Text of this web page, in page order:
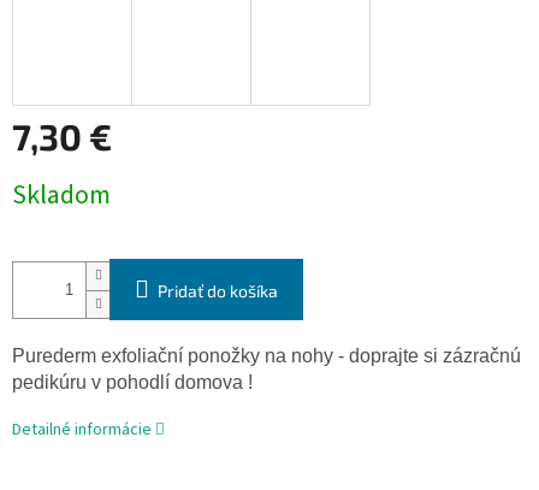
7,30 €
cena:
Skladom
Pridať do košíka
Purederm exfoliační ponožky na nohy - doprajte si zázračnú
pedikúru v pohodlí domova !
Detailné informácie